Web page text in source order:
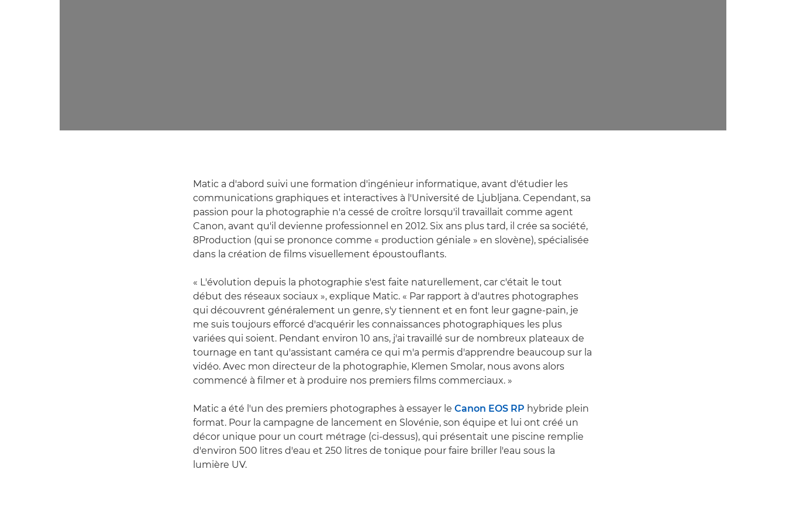
Matic a d'abord suivi une formation d'ingénieur informatique, avant d'étudier les
communications graphiques et interactives à l'Université de Ljubljana. Cependant, sa
passion pour la photographie n'a cessé de croître lorsqu'il travaillait comme agent
Canon, avant qu'il devienne professionnel en 2012. Six ans plus tard, il crée sa société,
8Production (qui se prononce comme « production géniale » en slovène), spécialisée
dans la création de films visuellement époustouflants.
« L'évolution depuis la photographie s'est faite naturellement, car c'était le tout
début des réseaux sociaux », explique Matic. « Par rapport à d'autres photographes
qui découvrent généralement un genre, s'y tiennent et en font leur gagne-pain, je
me suis toujours efforcé d'acquérir les connaissances photographiques les plus
variées qui soient. Pendant environ 10 ans, j'ai travaillé sur de nombreux plateaux de
tournage en tant qu'assistant caméra ce qui m'a permis d'apprendre beaucoup sur la
vidéo. Avec mon directeur de la photographie, Klemen Smolar, nous avons alors
commencé à filmer et à produire nos premiers films commerciaux. »
Matic a été l'un des premiers photographes à essayer le Canon EOS RP hybride plein
format. Pour la campagne de lancement en Slovénie, son équipe et lui ont créé un
décor unique pour un court métrage (ci-dessus), qui présentait une piscine remplie
d'environ 500 litres d'eau et 250 litres de tonique pour faire briller l'eau sous la
lumière UV.